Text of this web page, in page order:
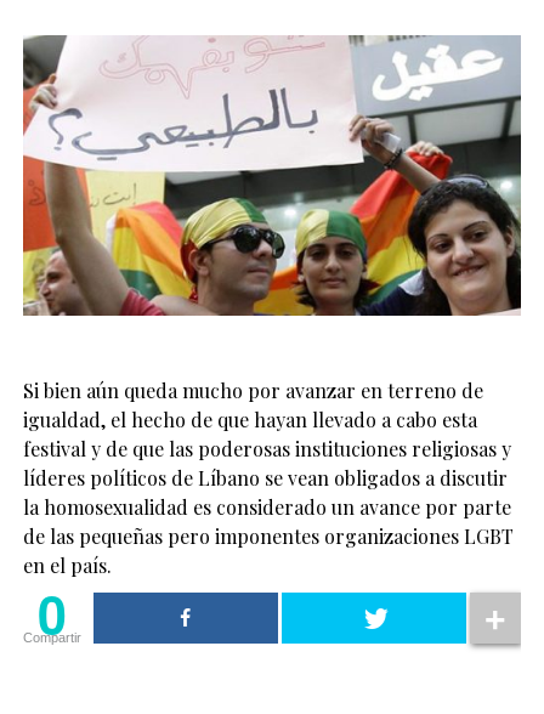
Si bien aún queda mucho por avanzar en terreno de
igualdad, el hecho de que hayan llevado a cabo esta
festival y de que las poderosas instituciones religiosas y
líderes políticos de Líbano se vean obligados a discutir
la homosexualidad es considerado un avance por parte
de las pequeñas pero imponentes organizaciones LGBT
en el país.
0
Compartir